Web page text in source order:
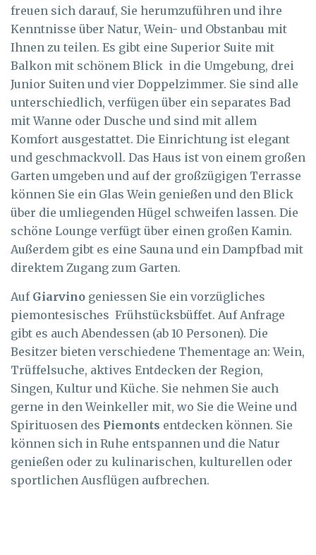
freuen sich darauf, Sie herumzuführen und ihre
Kenntnisse über Natur, Wein- und Obstanbau mit
Ihnen zu teilen. Es gibt eine Superior Suite mit
Balkon mit schönem Blick in die Umgebung, drei
Junior Suiten und vier Doppelzimmer. Sie sind alle
unterschiedlich, verfügen über ein separates Bad
mit Wanne oder Dusche und sind mit allem
Komfort ausgestattet. Die Einrichtung ist elegant
und geschmackvoll. Das Haus ist von einem großen
Garten umgeben und auf der großzügigen Terrasse
können Sie ein Glas Wein genießen und den Blick
über die umliegenden Hügel schweifen lassen. Die
schöne Lounge verfügt über einen großen Kamin.
Außerdem gibt es eine Sauna und ein Dampfbad mit
direktem Zugang zum Garten.
AufGiarvino geniessen Sie ein vorzügliches
piemontesisches Frühstücksbüffet. Auf Anfrage
gibt es auch Abendessen (ab 10 Personen). Die
Besitzer bieten verschiedene Thementage an: Wein,
Trüffelsuche, aktives Entdecken der Region,
Singen, Kultur und Küche. Sie nehmen Sie auch
gerne in den Weinkeller mit, wo Sie die Weine und
Spirituosen des Piemonts entdecken können. Sie
können sich in Ruhe entspannen und die Natur
genießen oder zu kulinarischen, kulturellen oder
sportlichen Ausflügen aufbrechen.